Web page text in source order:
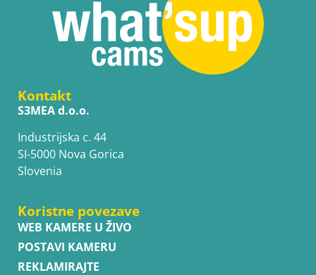
Kontakt
S3MEA d.o.o.
Industrijska c. 44
SI-5000 Nova Gorica
Slovenia
Koristne povezave
WEB KAMERE U ŽIVO
POSTAVI KAMERU
REKLAMIRAJTE